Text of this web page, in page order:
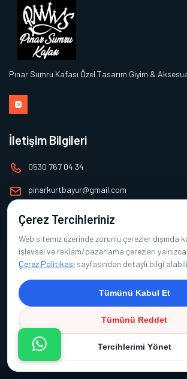
Pınar Sumru Kafası Özel Tasarım Giyim &
İletişim Bilgileri
0530 767 04 34
pinarkurtbayur@gmail.com
Alt Menü
Ana Sayfa
Hakkımızda
Ürünlerimiz
Referanslarımız
İletişim
Çerez Tercihleriniz
Web sitemiz üzerinde zorunlu çerezler dışında
işlevsel ve reklam/pazarlama çerezleri yalnızca
Çerez Politikası sayfasından detaylı bilgi
Tümünü Kabul Et
Tümünü Reddet
Tercihlerimi Yönet